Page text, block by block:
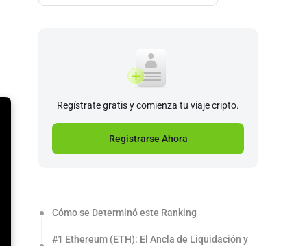
Regístrate gratis y comienza tu viaje cripto.
Registrarse Ahora
Cómo se Determinó este Ranking
#1 Ethereum (ETH): El Ancla de Liquidación y